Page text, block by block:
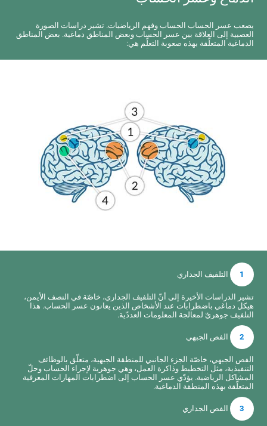
يصعب عسر الحساب الحساب وفهم الرياضيات. تشير دراسات الصورة
العصبية إلى العلاقة بين عسر الحساب وبعض المناطق دماغية. بعض المناطق
الدماغية المتعلّقة بهذه صعوبة التعلّم هي:
1 التلفيف الجداري
تشير الدراسات الأخيرة إلى أنّ التلفيف الجداري، خاصّة في النصف الأيمن،
هيكل دماغي باضطرابات عند الأشخاص الذين يعانون عسر الحساب. هذا
التلفيف جوهريّ لمعالجة المعلومات العددّية.
2 الفص الجبهي
الفص الجبهي، خاصّة الجزء الجانبي للمنطقة الجبهية، متعلّق بالوظائف
التنفيذية، مثل التخطيط وذاكرة العمل، وهي جوهرية لإجراء الحساب وحلّ
المشاكل الرياضية. يؤدّي عسر الحساب إلى اضطرابات المهارات المعرفية
المتعلّقة بهذه المنطقة الدماغية.
3 الفص الجداري